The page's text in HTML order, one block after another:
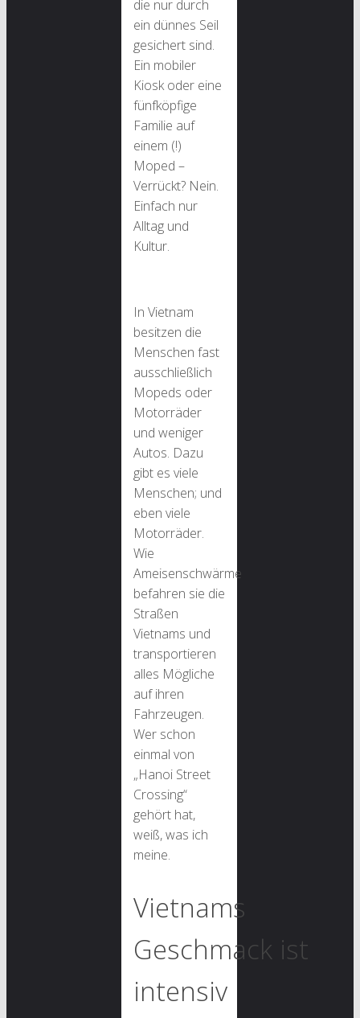
die nur durch
ein dünnes Seil
gesichert sind.
Ein mobiler
Kiosk oder eine
fünfköpfige
Familie auf
einem (!)
Moped –
Verrückt? Nein.
Einfach nur
Alltag und
Kultur.
In Vietnam
besitzen die
Menschen fast
ausschließlich
Mopeds oder
Motorräder
und weniger
Autos. Dazu
gibt es viele
Menschen; und
eben viele
Motorräder.
Wie
Ameisenschwärme
befahren sie die
Straßen
Vietnams und
transportieren
alles Mögliche
auf ihren
Fahrzeugen.
Wer schon
einmal von
„Hanoi Street
Crossing“
gehört hat,
weiß, was ich
meine.
Vietnams
Geschmack ist
intensiv